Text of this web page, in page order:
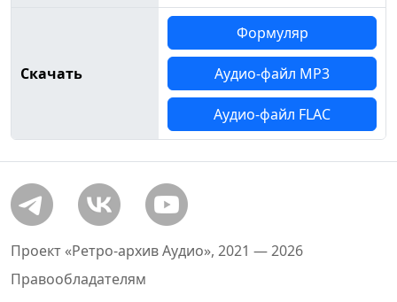
Скачать
Формуляр
Аудио-файл MP3
Аудио-файл FLAC
Проект «Ретро-архив Аудио», 2021 — 2026
Правообладателям